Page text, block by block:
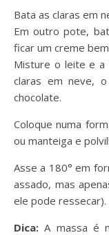
Bata as claras em
Em outro pote,
ficar um creme
Misture o leite e a
claras em neve,
chocolate.
Coloque numa
ou manteiga e
Asse a 180° em
assado, mas
ele pode ressecar).
Dica: A massa é